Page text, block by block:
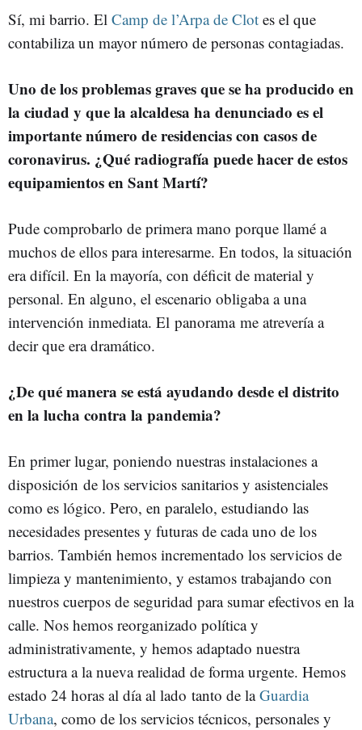
Sí, mi barrio. El Camp de l’Arpa de Clot es el que
contabiliza un mayor número de personas contagiadas.
Uno de los problemas graves que se ha producido en
la ciudad y que la alcaldesa ha denunciado es el
importante número de residencias con casos de
coronavirus. ¿Qué radiografía puede hacer de estos
equipamientos en Sant Martí?
Pude comprobarlo de primera mano porque llamé a
muchos de ellos para interesarme. En todos, la situación
era difícil. En la mayoría, con déficit de material y
personal. En alguno, el escenario obligaba a una
intervención inmediata. El panorama me atrevería a
decir que era dramático.
¿De qué manera se está ayudando desde el distrito
en la lucha contra la pandemia?
En primer lugar, poniendo nuestras instalaciones a
disposición de los servicios sanitarios y asistenciales
como es lógico. Pero, en paralelo, estudiando las
necesidades presentes y futuras de cada uno de los
barrios. También hemos incrementado los servicios de
limpieza y mantenimiento, y estamos trabajando con
nuestros cuerpos de seguridad para sumar efectivos en la
calle. Nos hemos reorganizado política y
administrativamente, y hemos adaptado nuestra
estructura a la nueva realidad de forma urgente. Hemos
estado 24 horas al día al lado tanto de laGuardia
Urbana, como de los servicios técnicos, personales y